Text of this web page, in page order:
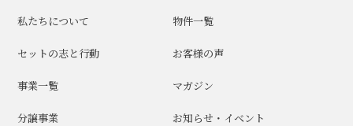
私たちについて
セットの志と行動
事業一覧
分譲事業
物件一覧
お客様の声
マガジン
お知らせ・イベント